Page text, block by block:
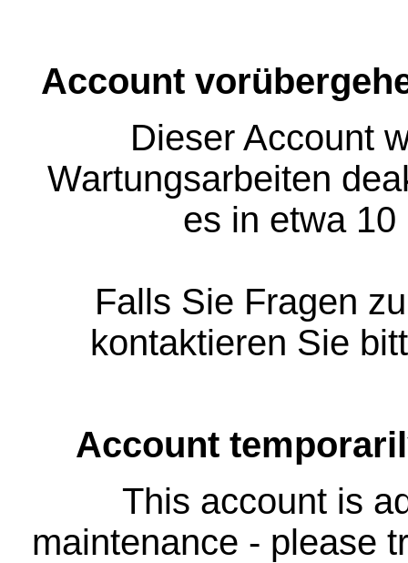
Account
Dieser Account
Wartungsarbeiten
es in etwa
Falls Sie Fragen
kontaktieren Sie
Account
This account is
maintenance - please